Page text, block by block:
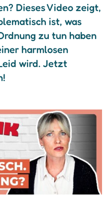
Dieses Video zeigt,
ist, was
zu tun haben
harmlosen
wird. Jetzt